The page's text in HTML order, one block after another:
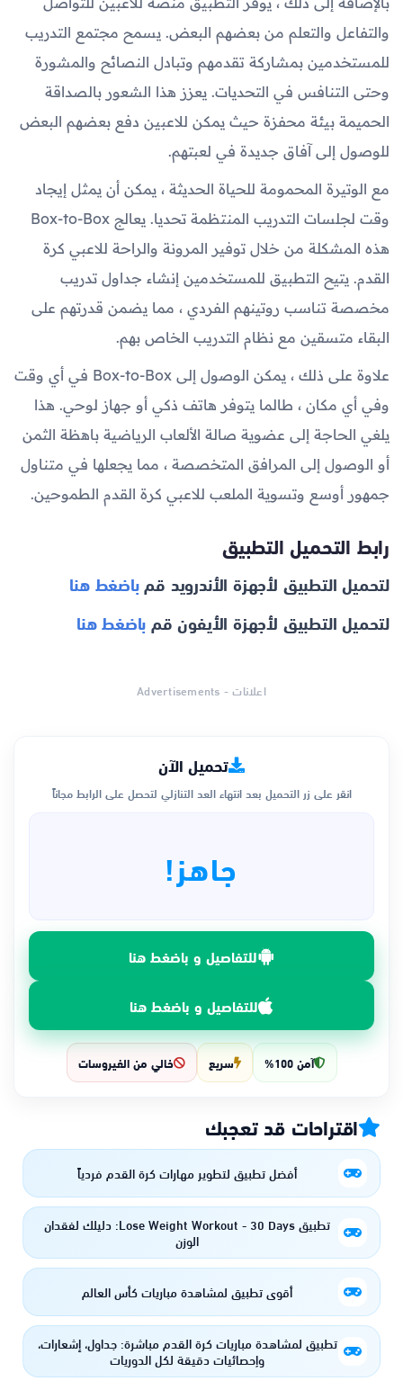
والتفاعل والتعلم من بعضهم البعض. يسمح مجتمع التدريب
للمستخدمين بمشاركة تقدمهم وتبادل النصائح والمشورة
وحتى التنافس في التحديات. يعزز هذا الشعور بالصداقة
الحميمة بيئة محفزة حيث يمكن للاعبين دفع بعضهم البعض
للوصول إلى آفاق جديدة في لعبتهم.
مع الوتيرة المحمومة للحياة الحديثة ، يمكن أن يمثل إيجاد
وقت لجلسات التدريب المنتظمة تحديا. يعالج Box-to-Box
هذه المشكلة من خلال توفير المرونة والراحة للاعبي كرة
القدم. يتيح التطبيق للمستخدمين إنشاء جداول تدريب
مخصصة تناسب روتينهم الفردي ، مما يضمن قدرتهم على
البقاء متسقين مع نظام التدريب الخاص بهم.
علاوة على ذلك ، يمكن الوصول إلى Box-to-Box في أي وقت
وفي أي مكان ، طالما يتوفر هاتف ذكي أو جهاز لوحي. هذا
يلغي الحاجة إلى عضوية صالة الألعاب الرياضية باهظة الثمن
أو الوصول إلى المرافق المتخصصة ، مما يجعلها في متناول
جمهور أوسع وتسوية الملعب للاعبي كرة القدم الطموحين.
رابط التحميل التطبيق
لتحميل التطبيق لأجهزة الأندرويد قم باضغط هنا
لتحميل التطبيق لأجهزة الأيفون قم باضغط هنا
اعلانات - Advertisements
تحميل الآن
انقر على زر التحميل بعد انتهاء العد التنازلي لتحصل على الرابط مجاناً
جاهز!
للتفاصيل و باضغط هنا
للتفاصيل و باضغط هنا
آمن 100% سريع خالي من الفيروسات
اقتراحات قد تعجبك
أفضل تطبيق لتطوير مهارات كرة القدم فردياً
تطبيق Lose Weight Workout - 30 Days: دليلك لفقدان
الوزن
أقوى تطبيق لمشاهدة مباريات كأس العالم
تطبيق لمشاهدة مباريات كرة القدم مباشرة: جداول، إشعارات،
وإحصائيات دقيقة لكل الدوريات